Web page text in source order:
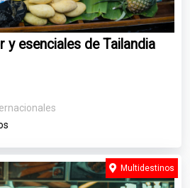
y esenciales de Tailandia
Multidestinos